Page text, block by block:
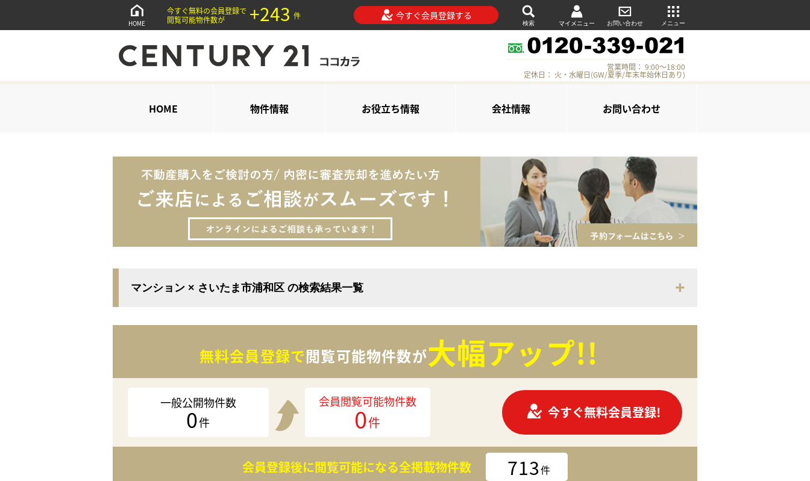
HOME
今すぐ無料の会員登録で
閲覧可能物件数が
+243 件 今すぐ会員登録する
検索 マイメニュー お問い合わせ メニュー
営業時間： 9:00～18:00
定休日： 火・水曜日(GW/夏季/年末年始休日あり)
HOME 物件情報 お役立ち情報 会社情報 お問い合わせ
マンション × さいたま市浦和区 の検索結果一覧
無料会員登録で閲覧可能物件数が大幅アップ!!
一般公開物件数
0件
会員閲覧可能物件数
0件
今すぐ無料会員登録!
会員登録後に閲覧可能になる全掲載物件数 713件